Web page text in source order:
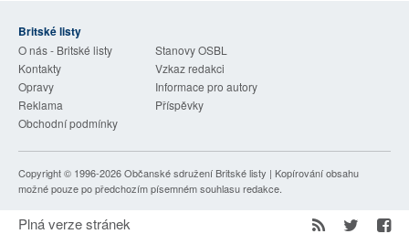
Britské listy
O nás - Britské listy
Stanovy OSBL
Kontakty
Vzkaz redakci
Opravy
Informace pro autory
Reklama
Příspěvky
Obchodní podmínky
Copyright © 1996-2026Občanské sdružení Britské listy | Kopírování obsahu
možné pouze po předchozím písemném souhlasu redakce.
Plná verze stránek